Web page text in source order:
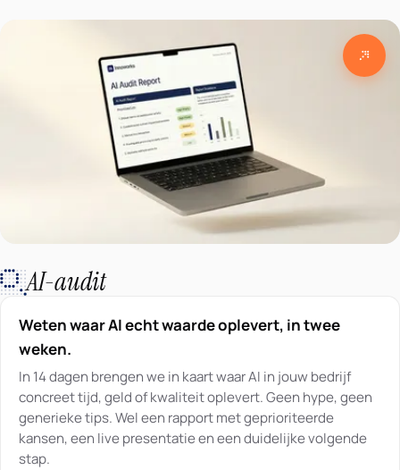
AI-audit
Weten waar AI echt waarde oplevert, in twee
weken.
In 14 dagen brengen we in kaart waar AI in jouw bedrijf
concreet tijd, geld of kwaliteit oplevert. Geen hype, geen
generieke tips. Wel een rapport met geprioriteerde
kansen, een live presentatie en een duidelijke volgende
stap.